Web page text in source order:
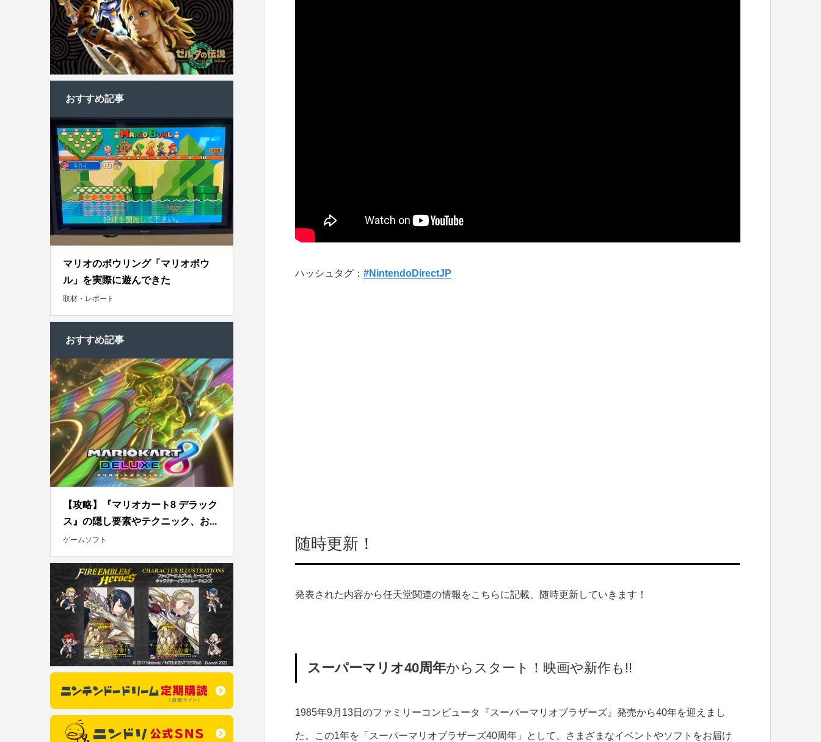
ハッシュタグ： #NintendoDirectJP
随時更新！
発表された内容から任天堂関連の情報をこちらに記載、随時更新していきます！
スーパーマリオ40周年からスタート！映画や新作も!!
1985年9月13日のファミリーコンピュータ『スーパーマリオブラザーズ』発売から40年を迎えまし
た。この1年を「スーパーマリオブラザーズ40周年」として、さまざまなイベントやソフトをお届け
おすすめ記事
マリオのボウリング「マリオボウ
ル」を実際に遊んできた
取材・レポート
おすすめ記事
【攻略】『マリオカート8 デラック
ス』の隠し要素やテクニック、お...
ゲームソフト